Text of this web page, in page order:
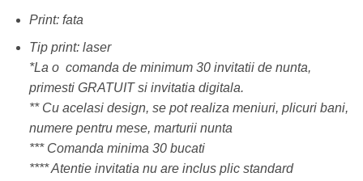
Print: fata
Tip print: laser
*La o comanda de minimum 30 invitatii de nunta,
primesti GRATUIT si invitatia digitala.
** Cu acelasi design, se pot realiza meniuri, plicuri bani,
numere pentru mese, marturii nunta
*** Comanda minima 30 bucati
**** Atentie invitatia nu are inclus plic standard